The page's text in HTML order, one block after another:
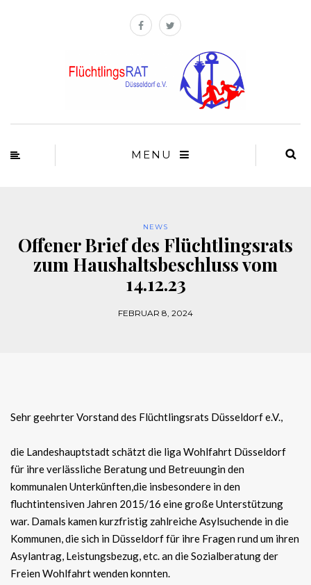
MENU
NEWS
Offener Brief des Flüchtlingsrats
zum Haushaltsbeschluss vom
14.12.23
FEBRUAR 8, 2024
Sehr geehrter Vorstand des Flüchtlingsrats Düsseldorf e.V.,
die Landeshauptstadt schätzt die liga Wohlfahrt Düsseldorf
für ihre verlässliche Beratung und Betreuungin den
kommunalen Unterkünften,die insbesondere in den
fluchtintensiven Jahren 2015/16 eine große Unterstützung
war. Damals kamen kurzfristig zahlreiche Asylsuchende in die
Kommunen, die sich in Düsseldorf für ihre Fragen rund um ihren
Asylantrag, Leistungsbezug, etc. an die Sozialberatung der
Freien Wohlfahrt wenden konnten.